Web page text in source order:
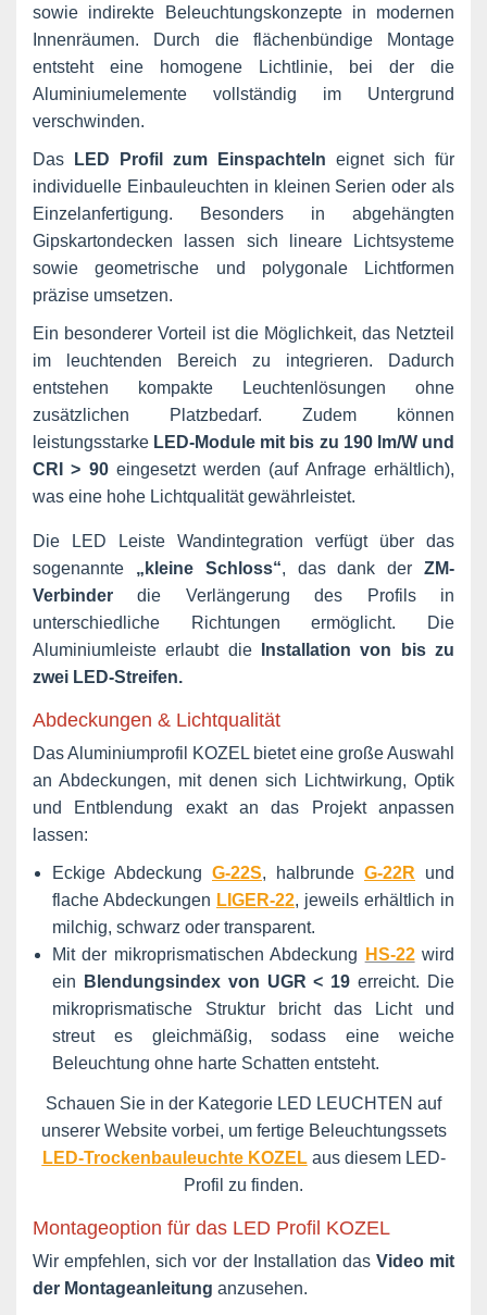
sowie indirekte Beleuchtungskonzepte in modernen
Innenräumen. Durch die flächenbündige Montage
entsteht eine homogene Lichtlinie, bei der die
Aluminiumelemente vollständig im Untergrund
verschwinden.
Das LED Profil zum Einspachteln eignet sich für
individuelle Einbauleuchten in kleinen Serien oder als
Einzelanfertigung. Besonders in abgehängten
Gipskartondecken lassen sich lineare Lichtsysteme
sowie geometrische und polygonale Lichtformen
präzise umsetzen.
Ein besonderer Vorteil ist die Möglichkeit, das Netzteil
im leuchtenden Bereich zu integrieren. Dadurch
entstehen kompakte Leuchtenlösungen ohne
zusätzlichen Platzbedarf. Zudem können
leistungsstarke LED-Module mit bis zu 190 lm/W und
CRI > 90eingesetzt werden (auf Anfrage erhältlich),
was eine hohe Lichtqualität gewährleistet.
Die LED Leiste Wandintegration verfügt über das
sogenannte „kleine Schloss“, das dank der ZM-
Verbinder die Verlängerung des Profils in
unterschiedliche Richtungen ermöglicht. Die
Aluminiumleiste erlaubt die
Installation von bis zu
zwei LED-Streifen.
Abdeckungen & Lichtqualität
Das Aluminiumprofil KOZEL bietet eine große Auswahl
an Abdeckungen, mit denen sich Lichtwirkung, Optik
und Entblendung exakt an das Projekt anpassen
lassen:
Eckige Abdeckung G-22S, halbrunde G-22R und
flache Abdeckungen LIGER-22, jeweils erhältlich in
milchig, schwarz oder transparent.
Mit der mikroprismatischen Abdeckung
HS-22wird
ein
Blendungsindex von UGR < 19 erreicht. Die
mikroprismatische Struktur bricht das Licht und
streut es gleichmäßig, sodass eine weiche
Beleuchtung ohne harte Schatten entsteht.
Schauen Sie in der Kategorie LED LEUCHTEN auf
unserer Website vorbei, um fertige Beleuchtungssets
LED-Trockenbauleuchte KOZELaus diesem LED-
Profil zu finden.
Montageoption für das LED Profil KOZEL
Wir empfehlen, sich vor der Installation das Video mit
der Montageanleitung anzusehen.